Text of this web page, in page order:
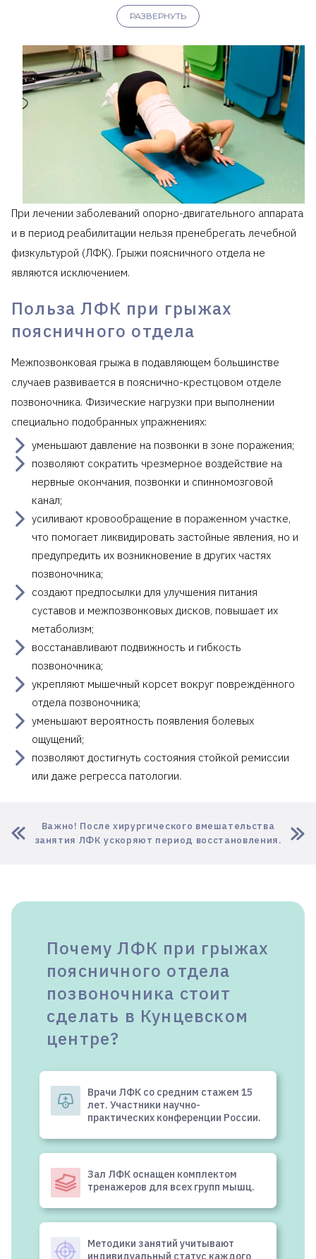
РАЗВЕРНУТЬ
При лечении заболеваний опорно-двигательного аппарата
и в период реабилитации нельзя пренебрегать лечебной
физкультурой (ЛФК). Грыжи поясничного отдела не
являются исключением.
Польза ЛФК при грыжах
поясничного отдела
Межпозвонковая грыжа в подавляющем большинстве
случаев развивается в пояснично-крестцовом отделе
позвоночника. Физические нагрузки при выполнении
специально подобранных упражнениях:
уменьшают давление на позвонки в зоне поражения;
позволяют сократить чрезмерное воздействие на
нервные окончания, позвонки и спинномозговой
канал;
усиливают кровообращение в пораженном участке,
что помогает ликвидировать застойные явления, но и
предупредить их возникновение в других частях
позвоночника;
создают предпосылки для улучшения питания
суставов и межпозвонковых дисков, повышает их
метаболизм;
восстанавливают подвижность и гибкость
позвоночника;
укрепляют мышечный корсет вокруг повреждённого
отдела позвоночника;
уменьшают вероятность появления болевых
ощущений;
позволяют достигнуть состояния стойкой ремиссии
или даже регресса патологии.
Важно! После хирургического вмешательства
занятия ЛФК ускоряют период восстановления.
Почему ЛФК при грыжах
поясничного отдела
позвоночника стоит
сделать в Кунцевском
центре?
Врачи ЛФК со средним стажем 15
лет. Участники научно-
практических конференции России.
Зал ЛФК оснащен комплектом
тренажеров для всех групп мышц.
Методики занятий учитывают
индивидуальный статус каждого